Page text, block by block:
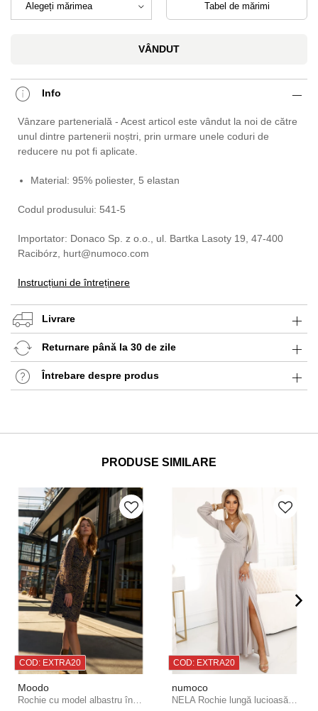
Tabel de mărimi
VÂNDUT
Info
Vânzare partenerială - Acest articol este vândut la noi de către
unul dintre partenerii noștri, prin urmare unele coduri de
reducere nu pot fi aplicate.
Material: 95% poliester, 5 elastan
Codul produsului: 541-5
Importator: Donaco Sp. z o.o., ul. Bartka Lasoty 19, 47-400
Racibórz, hurt@numoco.com
Instrucțiuni de întreținere
Livrare
Returnare până la 30 de zile
Întrebare despre produs
PRODUSE SIMILARE
COD: EXTRA20
Moodo
COD: EXTRA20
numoco